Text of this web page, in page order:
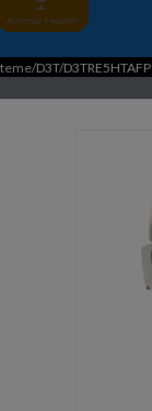
/D3T/D3TRE5HTAFP